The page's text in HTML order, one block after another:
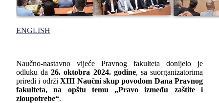
ENGLISH
Naučno-nastavno vijeće Pravnog fakulteta donijelo je
odluku da26. oktobra 2024. godine, sa suorganizatorima
priredi i održiXIII Naučni skup povodom Dana Pravnog
fakulteta, na opštu temu „Pravo između zaštite i
zloupotrebe“.